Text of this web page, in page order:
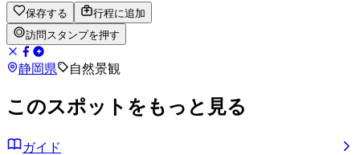
保存する
行程に追加
訪問スタンプを押す
静岡県 自然景観
このスポットをもっと見る
ガイド